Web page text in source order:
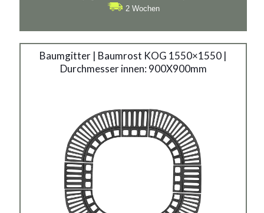
2 Wochen
Baumgitter | Baumrost KOG 1550×1550 |
Durchmesser innen: 900X900mm